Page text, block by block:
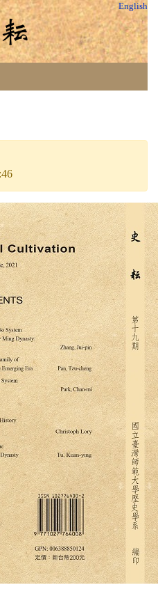
English